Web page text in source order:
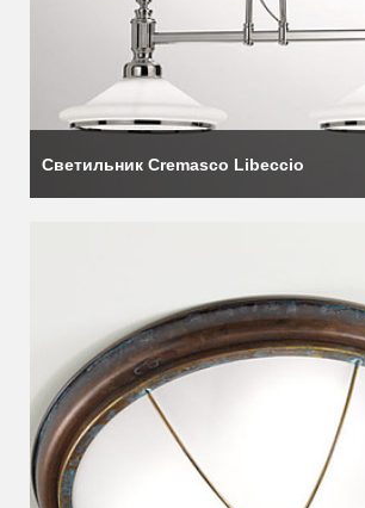
Светильник Cremasco Libeccio